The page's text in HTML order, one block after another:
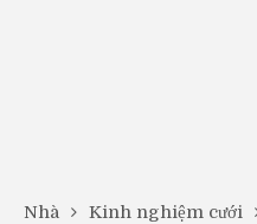
Nhà Kinh nghiệm cưới